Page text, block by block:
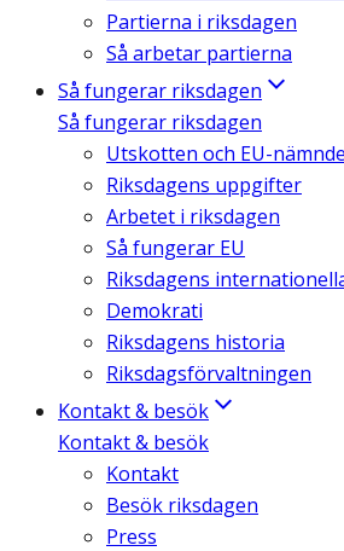
Partierna i riksdagen
Så arbetar partierna
Så fungerar riksdagen
Så fungerar riksdagen
Utskotten och EU-
Riksdagens uppgifter
Arbetet i riksdagen
Så fungerar EU
Riksdagens
Demokrati
Riksdagens historia
Riksdagsförvaltningen
Kontakt & besök
Kontakt & besök
Kontakt
Besök riksdagen
Press